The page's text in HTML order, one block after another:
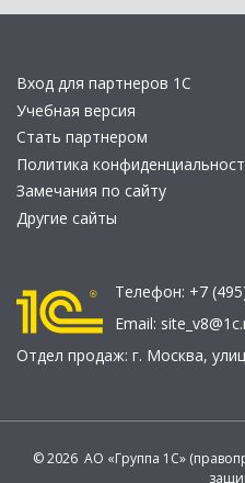
Вход для партнеров 1С
Учебная версия
Стать партнером
Политика
Замечания по сайту
Другие сайты
Телефон: +7
Email:
Отдел продаж: г. Москва,
© 2026 АО «Группа 1С»